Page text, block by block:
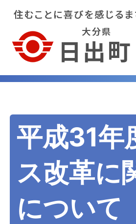
平成31年
ス改革に
について